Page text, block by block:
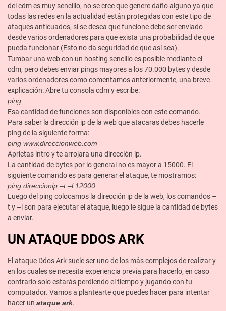
del cdm es muy sencillo, no se cree que genere daño alguno ya que
todas las redes en la actualidad están protegidas con este tipo de
ataques anticuados, si se desea que funcione debe ser enviado
desde varios ordenadores para que exista una probabilidad de que
pueda funcionar (Esto no da seguridad de que así sea).
Tumbar una web con un hosting sencillo es posible mediante el
cdm, pero debes enviar pings mayores a los 70.000 bytes y desde
varios ordenadores como comentamos anteriormente, una breve
explicación: Abre tu consola cdm y escribe:
ping
Esa cantidad de funciones son disponibles con este comando.
Para saber la dirección ip de la web que atacaras debes hacerle
ping de la siguiente forma:
ping www.direccionweb.com
Aprietas intro y te arrojara una dirección ip.
La cantidad de bytes por lo general no es mayor a 15000. El
siguiente comando es para generar el ataque, te mostramos:
ping direccionip –t –l 12000
Luego del ping colocamos la dirección ip de la web, los comandos –
t y –l son para ejecutar el ataque, luego le sigue la cantidad de bytes
a enviar.
UN ATAQUE DDOS ARK
El ataque Ddos Ark suele ser uno de los más complejos de realizar y
en los cuales se necesita experiencia previa para hacerlo, en caso
contrario solo estarás perdiendo el tiempo y jugando con tu
computador. Vamos a plantearte que puedes hacer para intentar
hacer un ataque ark.